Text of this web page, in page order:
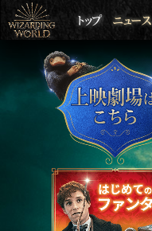
トップ ニュース